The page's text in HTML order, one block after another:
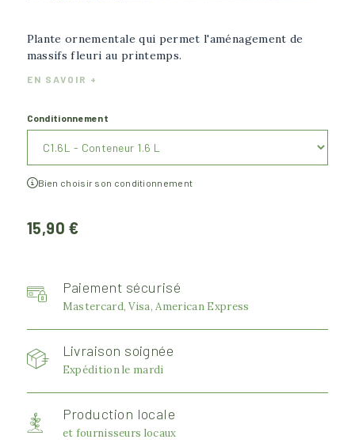
Plante ornementale qui permet l'aménagement de
massifs fleuri au printemps.
EN SAVOIR +
Conditionnement
Bien choisir son conditionnement
15,90 €
Paiement sécurisé
Mastercard, Visa, American Express
Livraison soignée
Expédition le mardi
Production locale
et fournisseurs locaux